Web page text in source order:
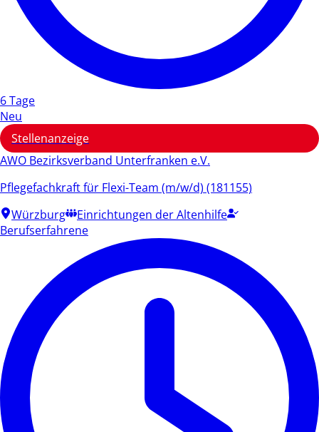
6 Tage
Neu
Stellenanzeige
AWO Bezirksverband Unterfranken e.V.
Pflegefachkraft für Flexi-Team (m/w/d) (181155)
Würzburg
Einrichtungen der Altenhilfe
Berufserfahrene